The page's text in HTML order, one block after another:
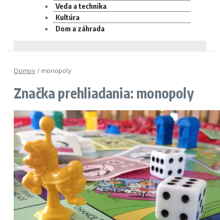
Veda a technika
Kultúra
Dom a záhrada
Domov / monopoly
Značka prehliadania: monopoly